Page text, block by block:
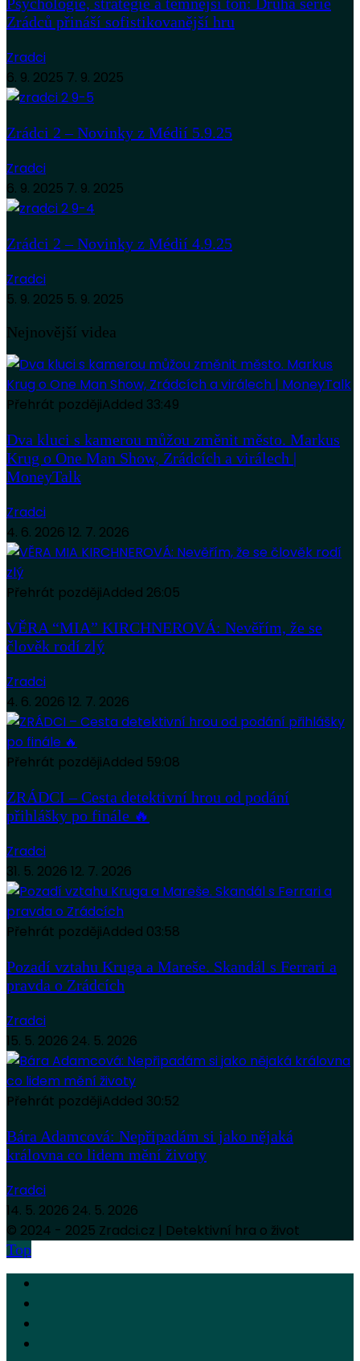
Zrádců přináší sofistikovanější hru
Zradci
6. 9. 2025 7. 9. 2025
Zrádci 2 – Novinky z Médií 5.9.25
Zradci
6. 9. 2025 7. 9. 2025
Zrádci 2 – Novinky z Médií 4.9.25
Zradci
5. 9. 2025 5. 9. 2025
Nejnovější videa
Přehrát pozdějiAdded 33:49
Dva kluci s kamerou můžou změnit město. Markus
Krug o One Man Show, Zrádcích a virálech |
MoneyTalk
Zradci
4. 6. 2026 12. 7. 2026
Přehrát pozdějiAdded 26:05
VĚRA “MIA” KIRCHNEROVÁ: Nevěřím, že se
člověk rodí zlý
Zradci
4. 6. 2026 12. 7. 2026
Přehrát pozdějiAdded 59:08
ZRÁDCI – Cesta detektivní hrou od podání
přihlášky po finále 🔥
Zradci
31. 5. 2026 12. 7. 2026
Přehrát pozdějiAdded 03:58
Pozadí vztahu Kruga a Mareše. Skandál s Ferrari a
pravda o Zrádcích
Zradci
15. 5. 2026 24. 5. 2026
Přehrát pozdějiAdded 30:52
Bára Adamcová: Nepřipadám si jako nějaká
královna co lidem mění životy
Zradci
14. 5. 2026 24. 5. 2026
© 2024 - 2025 Zradci.cz | Detektivní hra o život
Top